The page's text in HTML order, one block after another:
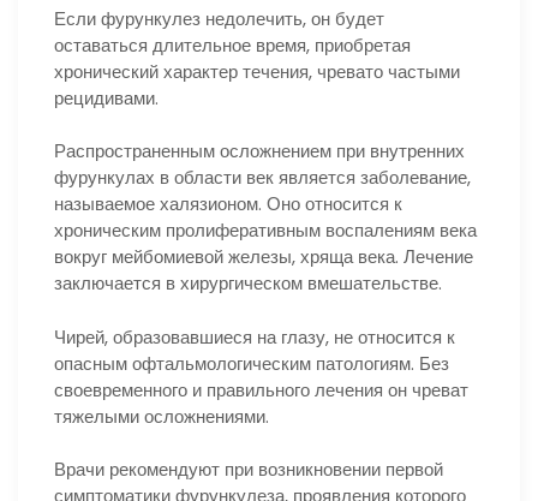
Если фурункулез недолечить, он будет
оставаться длительное время, приобретая
хронический характер течения, чревато частыми
рецидивами.
Распространенным осложнением при внутренних
фурункулах в области век является заболевание,
называемое халязионом. Оно относится к
хроническим пролиферативным воспалениям века
вокруг мейбомиевой железы, хряща века. Лечение
заключается в хирургическом вмешательстве.
Чирей, образовавшиеся на глазу, не относится к
опасным офтальмологическим патологиям. Без
своевременного и правильного лечения он чреват
тяжелыми осложнениями.
Врачи рекомендуют при возникновении первой
симптоматики фурункулеза, проявления которого